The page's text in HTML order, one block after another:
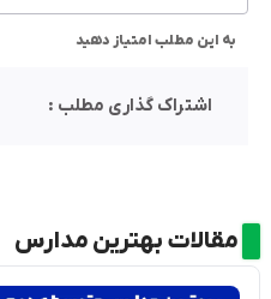
به این مطلب امتیاز دهید
اشتراک گذاری مطلب :
مقالات بهترین مدارس